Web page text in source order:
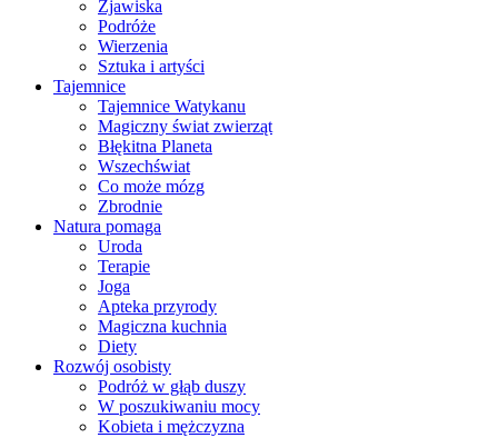
Zjawiska
Podróże
Wierzenia
Sztuka i artyści
Tajemnice
Tajemnice Watykanu
Magiczny świat zwierząt
Błękitna Planeta
Wszechświat
Co może mózg
Zbrodnie
Natura pomaga
Uroda
Terapie
Joga
Apteka przyrody
Magiczna kuchnia
Diety
Rozwój osobisty
Podróż w głąb duszy
W poszukiwaniu mocy
Kobieta i mężczyzna